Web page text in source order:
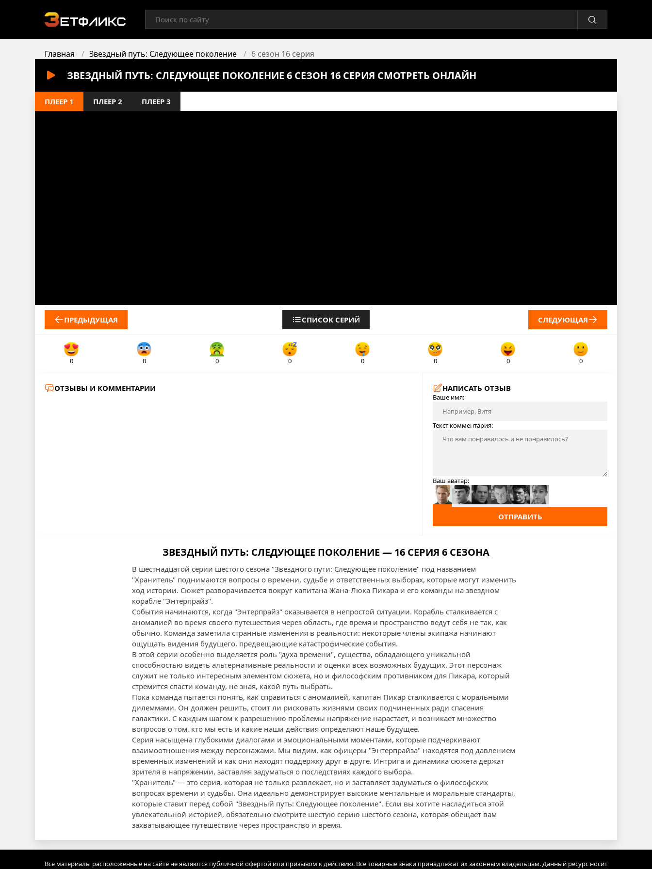
Главная Звездный путь: Следующее поколение 6 сезон 16 серия
ЗВЕЗДНЫЙ ПУТЬ: СЛЕДУЮЩЕЕ ПОКОЛЕНИЕ 6 СЕЗОН 16 СЕРИЯ СМОТРЕТЬ ОНЛАЙН
ПЛЕЕР 1 ПЛЕЕР 2 ПЛЕЕР 3
ПРЕДЫДУЩАЯ СПИСОК СЕРИЙ СЛЕДУЮЩАЯ
0 0 0 0 0 0 0 0
ОТЗЫВЫ И КОММЕНТАРИИ НАПИСАТЬ ОТЗЫВ
Ваше имя:
Текст комментария:
Ваш аватар:
ОТПРАВИТЬ
ЗВЕЗДНЫЙ ПУТЬ: СЛЕДУЮЩЕЕ ПОКОЛЕНИЕ — 16 СЕРИЯ 6 СЕЗОНА
В шестнадцатой серии шестого сезона "Звездного пути: Следующее поколение" под названием
"Хранитель" поднимаются вопросы о времени, судьбе и ответственных выборах, которые могут изменить
ход истории. Сюжет разворачивается вокруг капитана Жана-Люка Пикара и его команды на звездном
корабле "Энтерпрайз".
События начинаются, когда "Энтерпрайз" оказывается в непростой ситуации. Корабль сталкивается с
аномалией во время своего путешествия через область, где время и пространство ведут себя не так, как
обычно. Команда заметила странные изменения в реальности: некоторые члены экипажа начинают
ощущать видения будущего, предвещающие катастрофические события.
В этой серии особенно выделяется роль "духа времени", существа, обладающего уникальной
способностью видеть альтернативные реальности и оценки всех возможных будущих. Этот персонаж
служит не только интересным элементом сюжета, но и философским противником для Пикара, который
стремится спасти команду, не зная, какой путь выбрать.
Пока команда пытается понять, как справиться с аномалией, капитан Пикар сталкивается с моральными
дилеммами. Он должен решить, стоит ли рисковать жизнями своих подчиненных ради спасения
галактики. С каждым шагом к разрешению проблемы напряжение нарастает, и возникает множество
вопросов о том, кто мы есть и какие наши действия определяют наше будущее.
Серия насыщена глубокими диалогами и эмоциональными моментами, которые подчеркивают
взаимоотношения между персонажами. Мы видим, как офицеры "Энтерпрайза" находятся под давлением
временных изменений и как они находят поддержку друг в друге. Интрига и динамика сюжета держат
зрителя в напряжении, заставляя задуматься о последствиях каждого выбора.
"Хранитель" — это серия, которая не только развлекает, но и заставляет задуматься о философских
вопросах времени и судьбы. Она идеально демонстрирует высокие ментальные и моральные стандарты,
которые ставит перед собой "Звездный путь: Следующее поколение". Если вы хотите насладиться этой
увлекательной историей, обязательно смотрите шестую серию шестого сезона, которая обещает вам
захватывающее путешествие через пространство и время.
Все материалы расположенные на сайте не являются публичной офертой или призывом к действию. Все товарные знаки принадлежат их законным владельцам. Данный ресурс носит